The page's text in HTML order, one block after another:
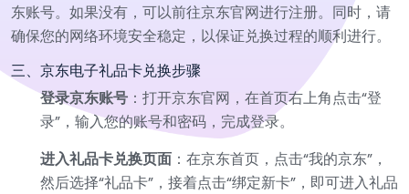
东账号。如果没有，可以前往京东官网进行注册。同时，请
确保您的网络环境安全稳定，以保证兑换过程的顺利进行。
三、京东电子礼品卡兑换步骤
登录京东账号 ：打开京东官网，在首页右上角点击“登
录”，输入您的账号和密码，完成登录。
进入礼品卡兑换页面 ：在京东首页，点击“我的京东”，
然后选择“礼品卡”，接着点击“绑定新卡”，即可进入礼品